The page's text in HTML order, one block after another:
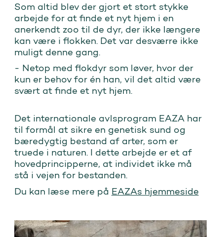
Som altid blev der gjort et stort stykke
arbejde for at finde et nyt hjem i en
anerkendt zoo til de dyr, der ikke længere
kan være i flokken. Det var desværre ikke
muligt denne gang.
- Netop med flokdyr som løver, hvor der
kun er behov for én han, vil det altid være
svært at finde et nyt hjem.
Det internationale avlsprogram EAZA har
til formål at sikre en genetisk sund og
bæredygtig bestand af arter, som er
truede i naturen. I dette arbejde er et af
hovedprincipperne, at individet ikke må
stå i vejen for bestanden.
Du kan læse mere på EAZAs hjemmeside